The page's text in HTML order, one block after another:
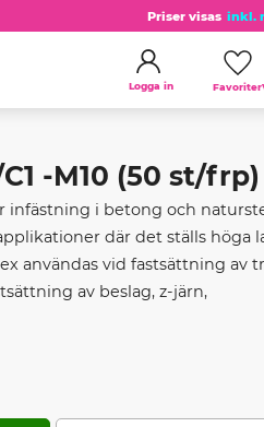
Priser visas inkl.
Logga in
-M10 (50 st/frp)
infästning i betong och
där det ställs höga
användas vid fastsättning av
av beslag, z-järn,